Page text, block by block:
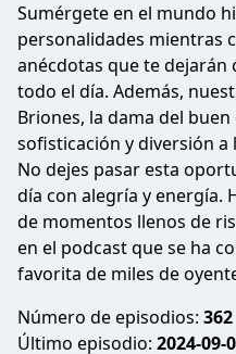
Sumérgete en el mundo
personalidades mientras
anécdotas que te
todo el día. Además,
Briones, la dama del
sofisticación y diversión a
No dejes pasar esta
día con alegría y energía.
de momentos llenos de
en el podcast que se ha
favorita de miles de
Número de episodios: 362
Último episodio: 2024-09-